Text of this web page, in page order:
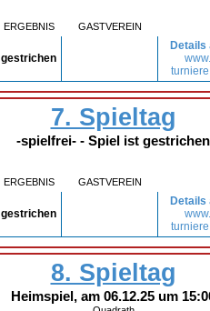
ERGEBNIS GASTVEREIN
gestrichen
Details
www.
7. Spieltag
-spielfrei- - Spiel ist gestrichen
ERGEBNIS GASTVEREIN
gestrichen
Details
www.
8. Spieltag
Heimspiel, am 06.12.25 um